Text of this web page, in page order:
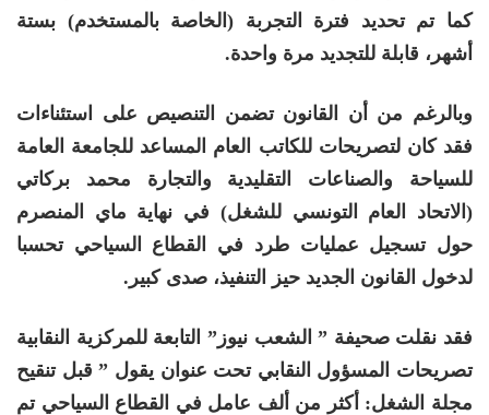
كما تم تحديد فترة التجربة (الخاصة بالمستخدم) بستة
أشهر، قابلة للتجديد مرة واحدة.
وبالرغم من أن القانون تضمن التنصيص على استئناءات
فقد كان لتصريحات للكاتب العام المساعد للجامعة العامة
للسياحة والصناعات التقليدية والتجارة محمد بركاتي
(الاتحاد العام التونسي للشغل) في نهاية ماي المنصرم
حول تسجيل عمليات طرد في القطاع السياحي تحسبا
لدخول القانون الجديد حيز التنفيذ، صدى كبير.
فقد نقلت صحيفة ” الشعب نيوز” التابعة للمركزية النقابية
تصريحات المسؤول النقابي تحت عنوان يقول ” قبل تنقيح
مجلة الشغل: أكثر من ألف عامل في القطاع السياحي تم